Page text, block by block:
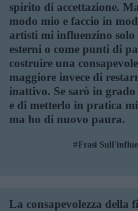
spirito di accettazione.
modo mio e faccio in
artisti mi influenzino
esterni o come punti di
costruire una
maggiore invece di
inattivo. Se sarò in
e di metterlo in pratica
ma ho di nuovo paura.
Frasi
La consapevolezza della